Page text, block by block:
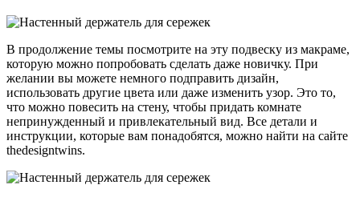
В продолжение темы посмотрите на эту подвеску из макраме,
которую можно попробовать сделать даже новичку. При
желании вы можете немного подправить дизайн,
использовать другие цвета или даже изменить узор. Это то,
что можно повесить на стену, чтобы придать комнате
непринужденный и привлекательный вид. Все детали и
инструкции, которые вам понадобятся, можно найти на сайте
thedesigntwins.